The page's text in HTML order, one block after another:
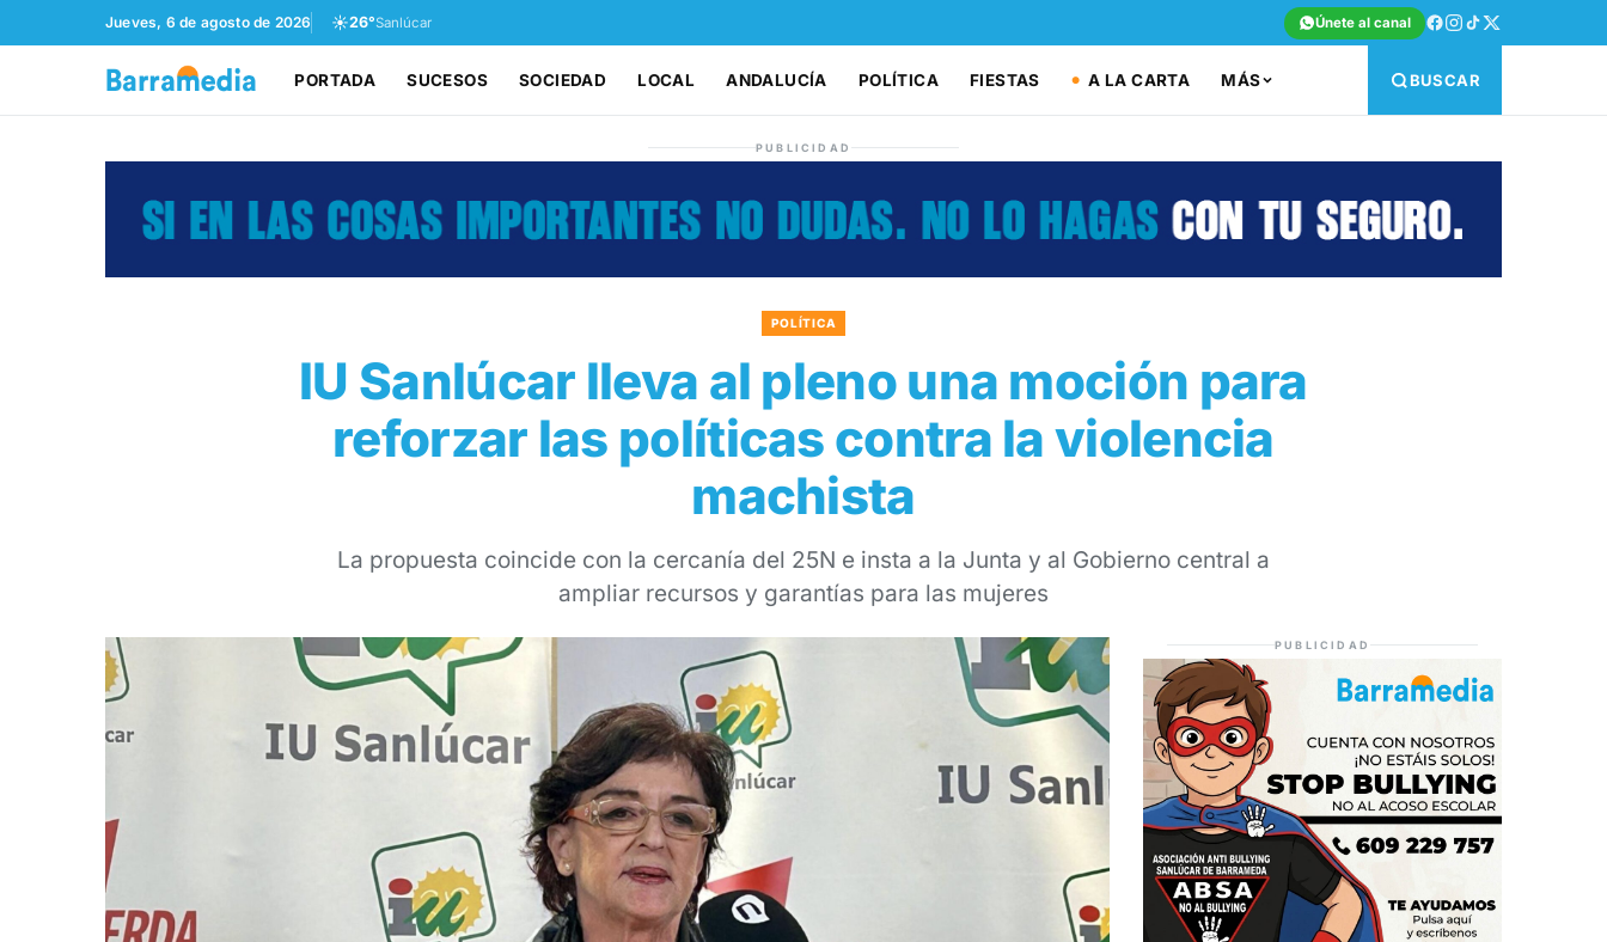
Jueves, 6 de agosto de 2026 ☀️26°Sanlúcar Únete al canal
PORTADA SUCESOS SOCIEDAD LOCAL ANDALUCÍA POLÍTICA FIESTAS A LA CARTA MÁS BUSCAR
PUBLICIDAD
POLÍTICA
IU Sanlúcar lleva al pleno una moción para
reforzar las políticas contra la violencia
machista
La propuesta coincide con la cercanía del 25N e insta a la Junta y al Gobierno central a
ampliar recursos y garantías para las mujeres
PUBLICIDAD